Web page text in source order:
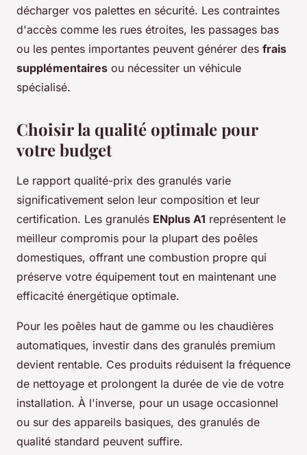
décharger vos palettes en sécurité. Les contraintes
d'accès comme les rues étroites, les passages bas
ou les pentes importantes peuvent générer des frais
supplémentaires ou nécessiter un véhicule
spécialisé.
Choisir la qualité optimale pour
votre budget
Le rapport qualité-prix des granulés varie
significativement selon leur composition et leur
certification. Les granulés ENplus A1 représentent le
meilleur compromis pour la plupart des poêles
domestiques, offrant une combustion propre qui
préserve votre équipement tout en maintenant une
efficacité énergétique optimale.
Pour les poêles haut de gamme ou les chaudières
automatiques, investir dans des granulés premium
devient rentable. Ces produits réduisent la fréquence
de nettoyage et prolongent la durée de vie de votre
installation. À l'inverse, pour un usage occasionnel
ou sur des appareils basiques, des granulés de
qualité standard peuvent suffire.